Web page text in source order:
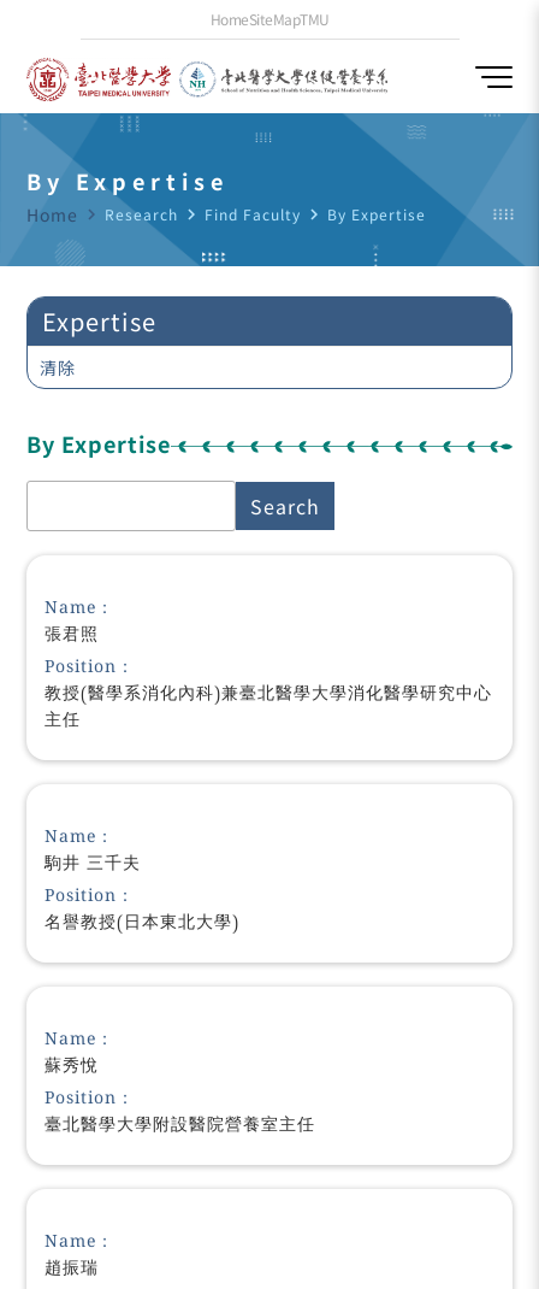
HomeSiteMapTMU
By Expertise
Home navigate_next Research navigate_next Find Faculty navigate_next By Expertise
Expertise
清除
By Expertise
Search
Name：
張君照
Position：
教授(醫學系消化內科)兼臺北醫學大學消化醫學研究中心
主任
Name：
駒井 三千夫
Position：
名譽教授(日本東北大學)
Name：
蘇秀悅
Position：
臺北醫學大學附設醫院營養室主任
Name：
趙振瑞